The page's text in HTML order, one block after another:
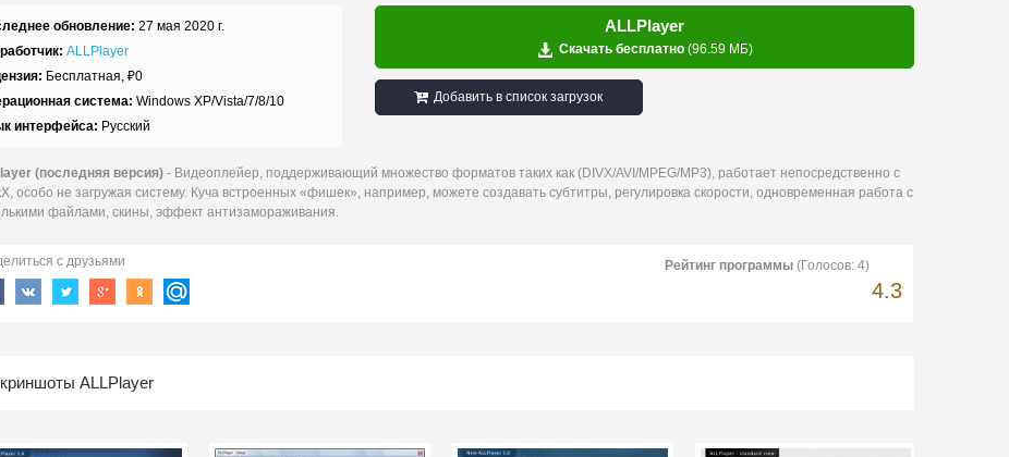
обновление: 27 мая 2020 г.
ALLPlayer
Бесплатная, ₽0
система: Windows XP/Vista/7/8/10
интерфейса: Русский
ALLPlayer
Скачать бесплатно (96.59 МБ)
Добавить в список загрузок
(последняя версия) - Видеоплейер, поддерживающий множество форматов таких как (DIVX/AVI/MPEG/MP3), работает непосредственно с
особо не загружая систему. Куча встроенных «фишек», например, можете создавать субтитры, регулировка скорости, одновременная работа с
файлами, скины, эффект антизамораживания.
с друзьями Рейтинг программы (Голосов: 4)
4.3
ALLPlayer